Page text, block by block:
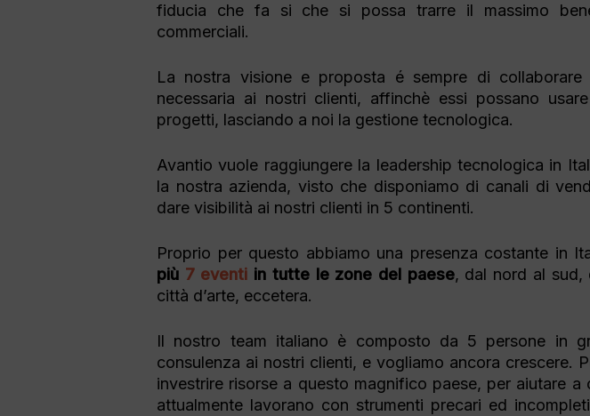
fiducia che fa si che si possa trarre il massimo
commerciali.
La nostra visione e proposta é sempre di
necessaria ai nostri clienti, affinchè essi possano
progetti, lasciando a noi la gestione tecnologica.
Avantio vuole raggiungere la leadership tecnologica in
la nostra azienda, visto che disponiamo di canali di
dare visibilità ai nostri clienti in 5 continenti.
Proprio per questo abbiamo una presenza costante in
più 7 eventi in tutte le zone del paese, dal nord al sud,
città d’arte, eccetera.
Il nostro team italiano è composto da 5 persone in
consulenza ai nostri clienti, e vogliamo ancora crescere.
investrire risorse a questo magnifico paese, per aiutare
attualmente lavorano con strumenti precari ed